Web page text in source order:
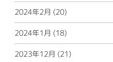
2024年2月 (20)
2024年1月 (18)
2023年12月 (21)